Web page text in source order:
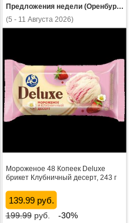
Предложения недели (Оренбургская область)
(5 - 11 Августа 2026)
Мороженое 48 Копеек Deluxe
брикет Клубничный десерт, 243 г
139.99 руб.
199.99руб. -30%